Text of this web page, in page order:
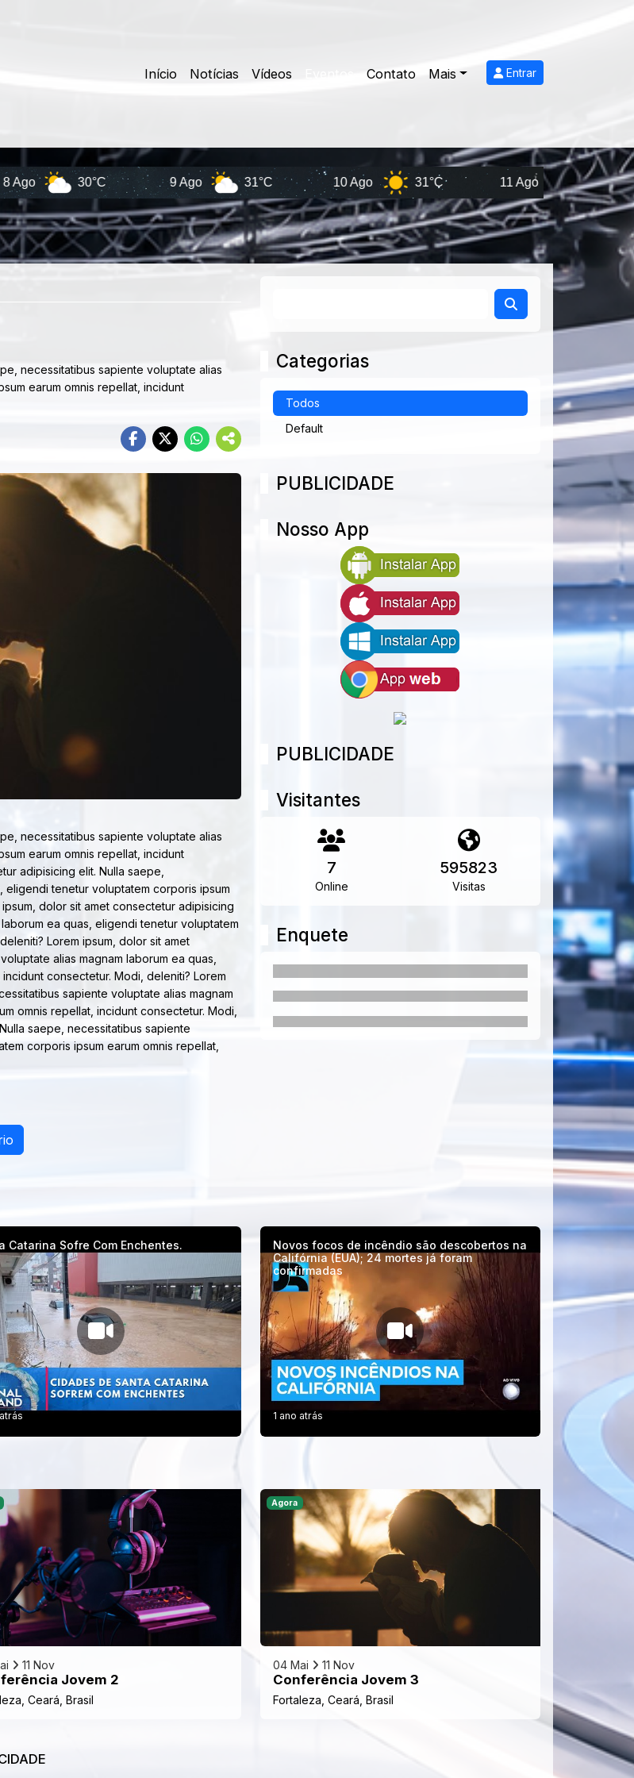
Início Notícias Vídeos Contato Mais Entrar
30°C 9 Ago 31°C 10 Ago 31°C 11 Ago 32°C 12
necessitatibus sapiente voluptate alias
earum omnis repellat, incidunt
necessitatibus sapiente voluptate alias
earum omnis repellat, incidunt
adipisicing elit. Nulla saepe,
eligendi tenetur voluptatem corporis ipsum
dolor sit amet consectetur adipisicing
ea quas, eligendi tenetur voluptatem
Lorem ipsum, dolor sit amet
alias magnam laborum ea quas,
consectetur. Modi, deleniti? Lorem
sapiente voluptate alias magnam
omnis repellat, incidunt consectetur. Modi,
saepe, necessitatibus sapiente
corporis ipsum earum omnis repellat,
Categorias
Todos
Default
PUBLICIDADE
Nosso App
PUBLICIDADE
Visitantes
7
Online
595823
Visitas
Enquete
Catarina Sofre Com Enchentes.
Novos focos de incêndio são descobertos na
Califórnia (EUA); 24 mortes já foram
confirmadas
1 ano atrás
11 Nov
Jovem 2
Ceará, Brasil
04 Mai 11 Nov
Conferência Jovem 3
Fortaleza, Ceará, Brasil
Agora